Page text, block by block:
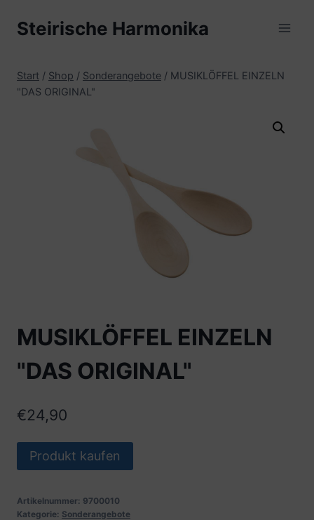
InhaltSteirische Harmonika
Start / Shop / Sonderangebote / MUSIKLÖFFEL EINZELN
"DAS ORIGINAL"
MUSIKLÖFFEL EINZELN
"DAS ORIGINAL"
€24,90
Produkt kaufen
Artikelnummer: 9700010
Kategorie: Sonderangebote